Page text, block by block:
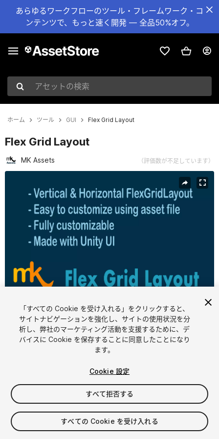
あらゆるワークフローのツール・フレームワーク・コ
ンテンツで、もっと速く開発 — 全品50%オフ。
アセットの検索
ホーム ツール GUI Flex Grid Layout
Flex Grid Layout
MK Assets （評価数が不足しています）
FREE
11viewsin the past week
「すべての Cookie を受け入れる」をクリックすると、
サイトナビゲーションを強化し、サイトの使用状況を分
析し、弊社のマーケティング活動を支援するために、デ
バイスに Cookie を保存することに同意したことになり
ます。
Cookie 設定
すべて拒否する
すべての Cookie を受け入れる